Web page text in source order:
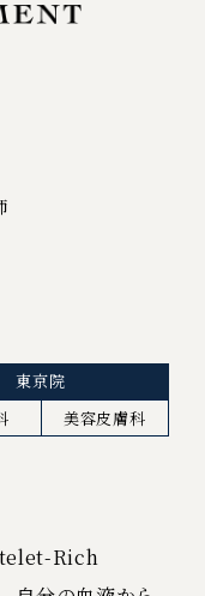
東京院
美容皮膚科
Rich